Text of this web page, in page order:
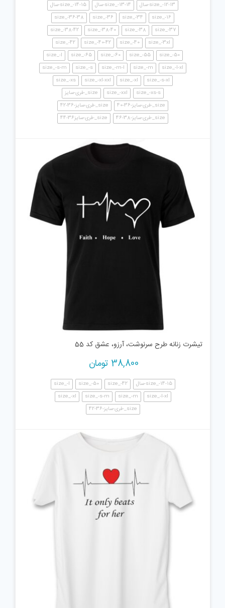
size_-12-13-سال size_-13-14-سال
size_-14-15-سال
size_-16
size_-34
size_-36
size_-36-38
size_-37
size_-38
size_-38-40
size_-38-42
size_-3xl
size_-40
size_-40-42
size_-42
size_-50
size_-55
size_-60
size_-65
size_-l
size_-l-xl
size_-m
size_-m-l
size_-s
size_-s-m
size_-s-xl
size_-xl
size_-xl-xxl
size_-xs
size_-xs-s
size_-xxl
size_-فری-سایز
size_-فری-سایز-36-40
size_-فری-سایز-36-42
size_-فری-سایز-38-46
size_-فری-سایز36-44
تیشرت زنانه طرح سرنوشت، آرزو، عشق کد 55
38,800 تومان
size_-14-15-سال size_-42
size_-50
size_-l
size_-l-xl
size_-m
size_-s-m
size_-xl
size_-فری-سایز-36-42